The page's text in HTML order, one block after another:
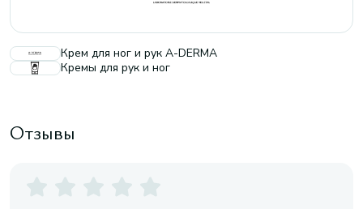
Крем для ног и рук A-DERMA
Кремы для рук и ног
Отзывы